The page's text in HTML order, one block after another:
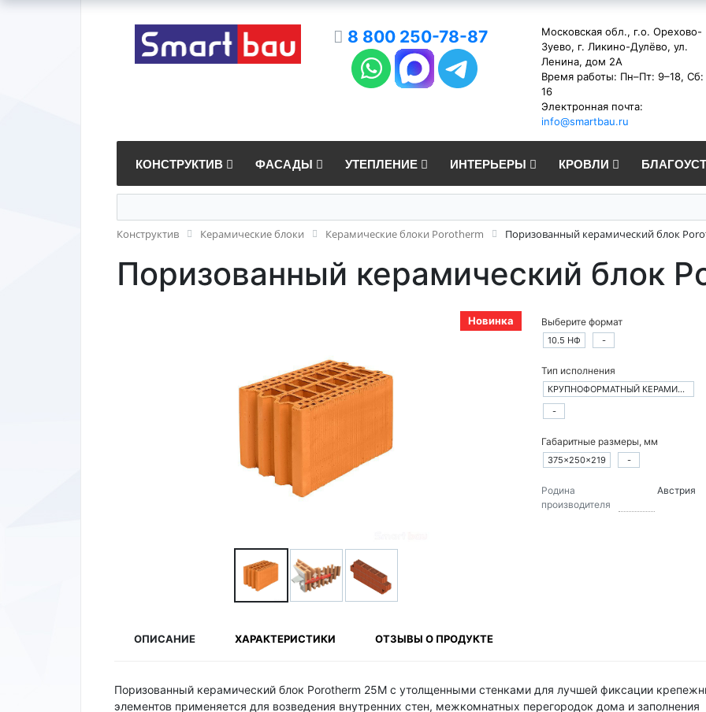
8 800 250-78-87
Московская обл., г.о. Орехово-
Зуево, г. Ликино-Дулёво, ул.
Ленина, дом 2А
Время работы: Пн–Пт: 9–18, Сб:
16
Электронная почта:
info@smartbau.ru
КОНСТРУКТИВ ФАСАДЫ УТЕПЛЕНИЕ ИНТЕРЬЕРЫ КРОВЛИ
Конструктив Керамические блоки Керамические блоки Porotherm Поризованный керамический блок
Поризованный керамический блок
Новинка Выберите формат
10.5 НФ -
Тип исполнения
КРУПНОФОРМАТНЫЙ КЕРАМИЧЕСКИЙ БЛОК
-
Габаритные размеры, мм
375×250×219 -
Родина
производителя
Австрия
ОПИСАНИЕ ХАРАКТЕРИСТИКИ ОТЗЫВЫ О ПРОДУКТЕ
Поризованный керамический блок Porotherm 25M с утолщенными стенками для лучшей фиксации
элементов применяется для возведения внутренних стен, межкомнатных перегородок дома и заполнения